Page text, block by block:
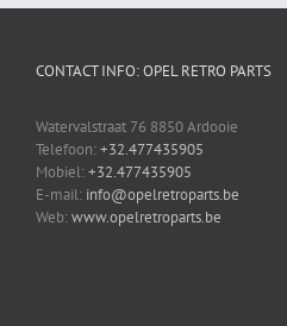
CONTACT INFO: OPEL RETRO PARTS
Watervalstraat 76 8850 Ardooie
Telefoon:+32.477435905
Mobiel:+32.477435905
E-mail: info@opelretroparts.be
Web:www.opelretroparts.be